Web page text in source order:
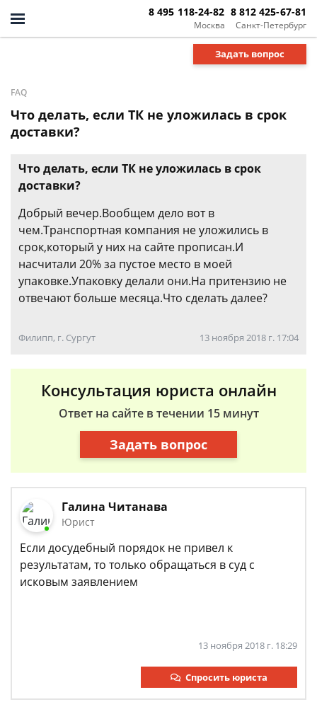
Москва
8 495 118-24-82
Санкт-Петербург
8 812 425-67-81
Задать вопрос
FAQ
Что делать, если ТК не уложилась в срок
доставки?
Что делать, если ТК не уложилась в срок
доставки?
Добрый вечер.Вообщем дело вот в
чем.Транспортная компания не уложились в
срок,который у них на сайте прописан.И
насчитали 20% за пустое место в моей
упаковке.Упаковку делали они.На притензию не
отвечают больше месяца.Что сделать далее?
Филипп, г. Сургут 13 ноября 2018 г. 17:04
Консультация юриста онлайн
Ответ на сайте в течении 15 минут
Задать вопрос
Галина Читанава
Юрист
Если досудебный порядок не привел к
результатам, то только обращаться в суд с
исковым заявлением
13 ноября 2018 г. 18:29
Спросить юриста